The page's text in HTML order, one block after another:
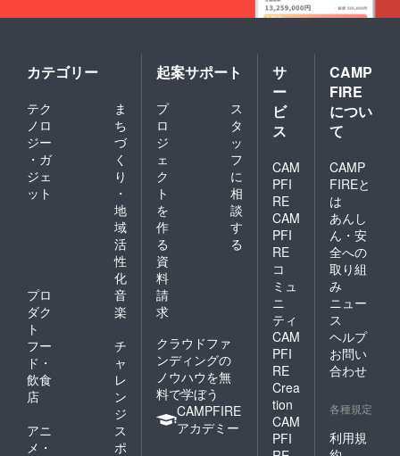
カテゴリー
テク
ノロ
ジー
・ガ
ジェ
ット
ま
ち
づ
く
り
・
地
域
活
性
化
プロ
ダク
ト
音
楽
フー
ド・
飲食
店
チ
ャ
レ
ン
ジ
アニ
メ・
ス
ポ
起案サポート
プ
ロ
ジ
ェ
ク
ト
を
作
る
ス
タ
ッ
フ
に
相
談
す
る
資
料
請
求
クラウドファ
ンディングの
ノウハウを無
料で学ぼう
CAMPFIRE
アカデミー
サ
ー
ビ
ス
CAM
PFI
RE
CAM
PFI
RE
コ
ミュ
ニ
ティ
CAM
PFI
RE
Crea
tion
CAM
PFI
CAMP
FIRE
につい
て
CAMP
FIREと
は
あんし
ん・安
全への
取り組
み
ニュー
ス
ヘルプ
お問い
合わせ
各種規定
利用規